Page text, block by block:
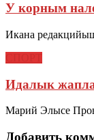
У корным
Икана
Идалык
Марий Элысе
Добавить